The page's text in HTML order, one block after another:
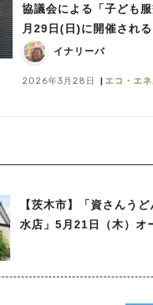
協議会による「子ども
月29日(日)に開催され
イナリーバ
2026年3月28日 エコ・エ
【茨木市】「資さんう
水店」5月21日（木）オ